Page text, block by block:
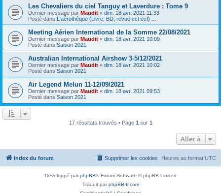
Les Chevaliers du ciel Tanguy et Laverdure : Tome 9
Dernier message par Maudit « dim. 18 avr. 2021 11:33
Posté dans L'aérothèque (Livre, BD, revue ect ect) ...
Meeting Aérien International de la Somme 22/08/2021
Dernier message par Maudit « dim. 18 avr. 2021 10:09
Posté dans Saison 2021
Australian International Airshow 3-5/12/2021
Dernier message par Maudit « dim. 18 avr. 2021 10:02
Posté dans Saison 2021
Air Legend Melun 11-12/09/2021
Dernier message par Maudit « dim. 18 avr. 2021 09:53
Posté dans Saison 2021
17 résultats trouvés • Page 1 sur 1
Aller à
Index du forum Heures au format UTC
Supprimer les cookies
Développé parphpBB® Forum Software © phpBB Limited
Traduit parphpBB-fr.com